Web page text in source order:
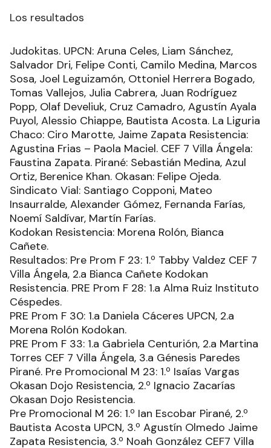
Los resultados
Judokitas. UPCN: Aruna Celes, Liam Sánchez,
Salvador Dri, Felipe Conti, Camilo Medina, Marcos
Sosa, Joel Leguizamón, Ottoniel Herrera Bogado,
Tomas Vallejos, Julia Cabrera, Juan Rodríguez
Popp, Olaf Develiuk, Cruz Camadro, Agustín Ayala
Puyol, Alessio Chiappe, Bautista Acosta. La Liguria
Chaco: Ciro Marotte, Jaime Zapata Resistencia:
Agustina Frias – Paola Maciel. CEF 7 Villa Ángela:
Faustina Zapata. Pirané: Sebastián Medina, Azul
Ortiz, Berenice Khan. Okasan: Felipe Ojeda.
Sindicato Vial: Santiago Copponi, Mateo
Insaurralde, Alexander Gómez, Fernanda Farías,
Noemí Saldívar, Martín Farías.
Kodokan Resistencia: Morena Rolón, Bianca
Cañete.
Resultados: Pre Prom F 23: 1.º Tabby Valdez CEF 7
Villa Ángela, 2.a Bianca Cañete Kodokan
Resistencia. PRE Prom F 28: 1.a Alma Ruiz Instituto
Céspedes.
PRE Prom F 30: 1.a Daniela Cáceres UPCN, 2.a
Morena Rolón Kodokan.
PRE Prom F 33: 1.a Gabriela Centurión, 2.a Martina
Torres CEF 7 Villa Ángela, 3.a Génesis Paredes
Pirané. Pre Promocional M 23: 1.º Isaías Vargas
Okasan Dojo Resistencia, 2.º Ignacio Zacarías
Okasan Dojo Resistencia.
Pre Promocional M 26: 1.º Ian Escobar Pirané, 2.º
Bautista Acosta UPCN, 3.º Agustín Olmedo Jaime
Zapata Resistencia, 3.º Noah González CEF7 Villa